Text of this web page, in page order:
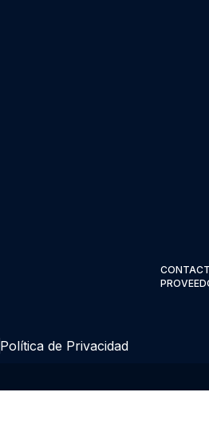
Política de Privacidad